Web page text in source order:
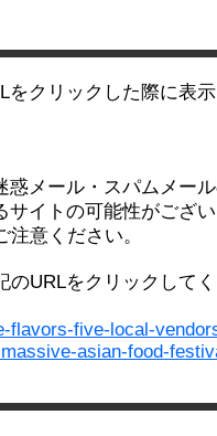
をクリックした際に表
惑メール・スパムメー
サイトの可能性がござ
意ください。
のURLをクリックして
flavors-five-local-
asian-food-